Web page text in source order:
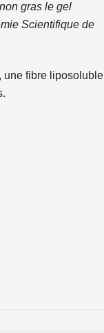
gras le gel
Scientifique de
une fibre liposoluble